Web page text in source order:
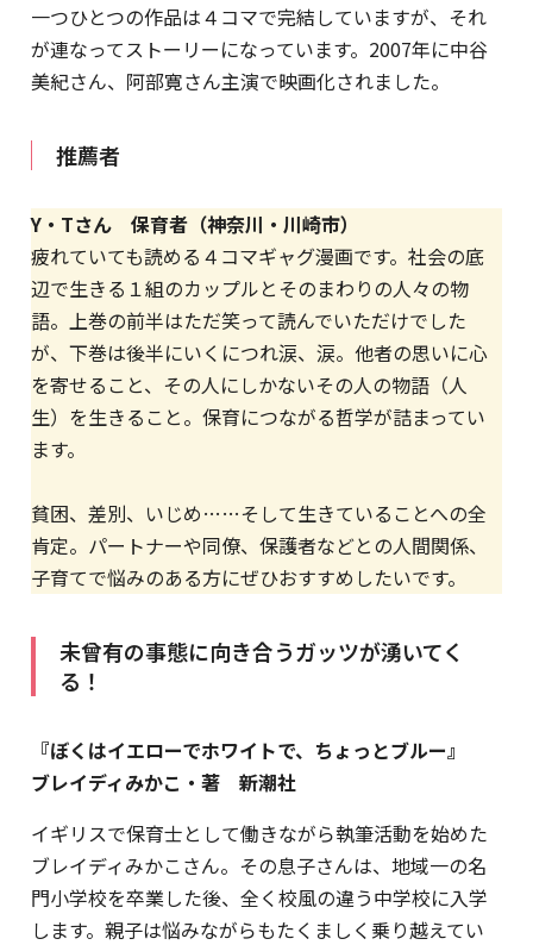
一つひとつの作品は４コマで完結していますが、それ
が連なってストーリーになっています。2007年に中谷
美紀さん、阿部寛さん主演で映画化されました。
推薦者
Y・Tさん 保育者（神奈川・川崎市）
疲れていても読める４コマギャグ漫画です。社会の底
辺で生きる１組のカップルとそのまわりの人々の物
語。上巻の前半はただ笑って読んでいただけでした
が、下巻は後半にいくにつれ涙、涙。他者の思いに心
を寄せること、その人にしかないその人の物語（人
生）を生きること。保育につながる哲学が詰まってい
ます。
貧困、差別、いじめ……そして生きていることへの全
肯定。パートナーや同僚、保護者などとの人間関係、
子育てで悩みのある方にぜひおすすめしたいです。
未曾有の事態に向き合うガッツが湧いてく
る！
『ぼくはイエローでホワイトで、ちょっとブルー』
ブレイディみかこ・著 新潮社
イギリスで保育士として働きながら執筆活動を始めた
ブレイディみかこさん。その息子さんは、地域一の名
門小学校を卒業した後、全く校風の違う中学校に入学
します。親子は悩みながらもたくましく乗り越えてい